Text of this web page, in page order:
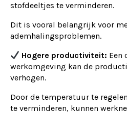
stofdeeltjes te verminderen.
Dit is vooral belangrijk voor
ademhalingsproblemen.
Hogere productiviteit: Een
werkomgeving kan de
verhogen.
Door de temperatuur te
te verminderen, kunnen